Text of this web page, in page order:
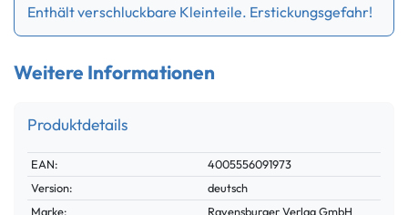
Enthält verschluckbare Kleinteile. Erstickungsgefahr!
Weitere Informationen
Produktdetails
Technisches
Merkmal
Wert
EAN:
4005556091973
Version:
deutsch
Marke:
Ravensburger Verlag GmbH